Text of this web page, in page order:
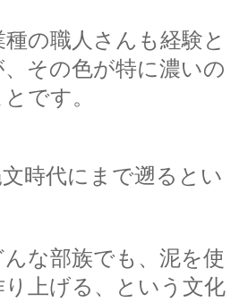
の職人さんも経験と
その色が特に濃いの
です。
時代にまで遡るとい
な部族でも、泥を使
上げる、という文化